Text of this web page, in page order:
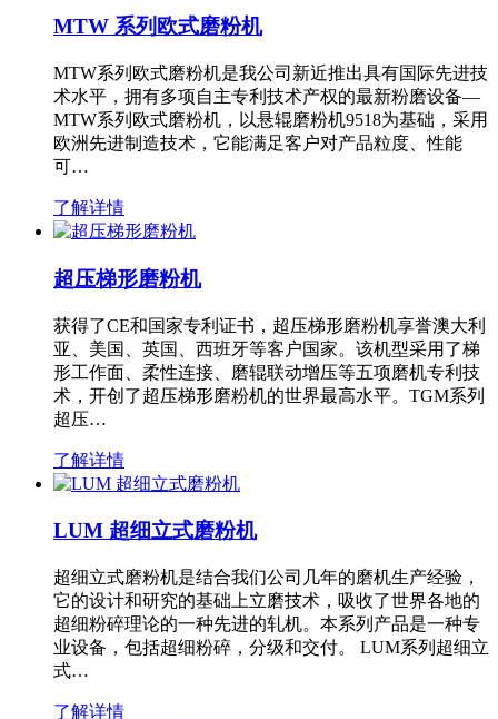
MTW 系列欧式磨粉机
MTW系列欧式磨粉机是我公司新近推出具有国际先进技
术水平，拥有多项自主专利技术产权的最新粉磨设备—
MTW系列欧式磨粉机，以悬辊磨粉机9518为基础，采用
欧洲先进制造技术，它能满足客户对产品粒度、性能
可…
了解详情
超压梯形磨粉机
获得了CE和国家专利证书，超压梯形磨粉机享誉澳大利
亚、美国、英国、西班牙等客户国家。该机型采用了梯
形工作面、柔性连接、磨辊联动增压等五项磨机专利技
术，开创了超压梯形磨粉机的世界最高水平。TGM系列
超压…
了解详情
LUM 超细立式磨粉机
超细立式磨粉机是结合我们公司几年的磨机生产经验，
它的设计和研究的基础上立磨技术，吸收了世界各地的
超细粉碎理论的一种先进的轧机。本系列产品是一种专
业设备，包括超细粉碎，分级和交付。 LUM系列超细立
式…
了解详情